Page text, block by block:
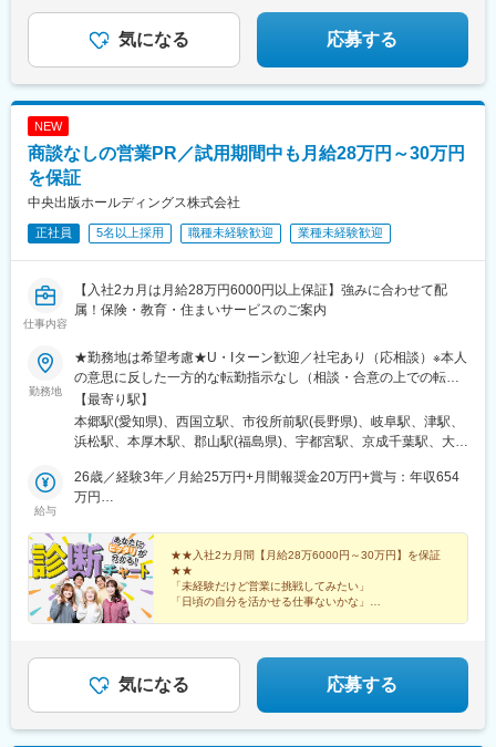
業成長」を推進しています。
従業員はアプリを提示するだけで、全国の提携店舗（飲食店、フ
ィットネスジム、映画館、旅行、美容、育児・介護支援など）で
割引や優待を受けることが可能です。業界最安水準の月額費用を
強みに、これまで予算の都合で福利厚生を充実させられなかった
変更の範囲：会社の定める業務
喫煙防止対策済
崎宮前駅、鹿児島中央駅前駅、土橋駅(広島県)、郵便局前駅、西８
丁目駅
仕事へチャレンジが可能です！
気になる 応募する
NEW
商談なしの営業PR／試用期間中も月給28万円～30万円
を保証
中央出版ホールディングス株式会社
正社員 5名以上採用 職種未経験歓迎 業種未経験歓迎
仕事内容
【入社2カ月は月給28万円6000円以上保証】強みに合わせて配
属！保険・教育・住まいサービスのご案内
勤務地
★勤務地は希望考慮★U・Iターン歓迎／社宅あり（応相談）※本人
の意思に反した一方的な転勤指示なし（相談・合意の上での転勤
の可能性あり）※希望があればエリア外へ転勤可▼北海道・東北北
海道札幌市青森県青森市宮城県仙台市山形県山形市福島県郡山市
岩手県盛岡市▼関東東京都八王子市、立川市、北区神奈川県横浜
宇都宮市群馬県高崎市、前橋市茨城県水戸市、土浦市▼東海愛知
県一宮市、名古屋市静岡県静岡市、浜松市岐阜県岐阜市三重県津
市、姫路市和歌山県和歌山市▼北陸新潟県新潟市、長岡市石川県
金沢市富山県富山市長野県長野市、松本市福井県福井市▼中国・
四国愛媛県松山市岡山県岡山市広島県広島市山口県山口市香川県
高松市▼九州・沖縄熊本県熊本市鹿児島県鹿児島市長崎県長崎市
福岡県福岡市大分県大分市沖縄県那覇市※各グループ会社への在籍
煙防止対策済
【最寄り駅】
本郷駅(愛知県)、西国立駅、市役所前駅(長野県)、岐阜駅、津駅、
浜松駅、本厚木駅、郡山駅(福島県)、宇都宮駅、京成千葉駅、大宮
駅(京都市営)、西中島南方駅、和歌山市駅、金沢駅、栗林公園北口
駅、県庁前駅(富山県)、天王寺駅、博多駅、大分駅、水道町駅、都
駅、中央区役所前駅、青森駅、上盛岡駅、北四番丁駅、山形駅、
中島公園駅、泉中央駅、東宿郷駅、高崎駅、稲毛駅、王子駅、八
王子駅、三ツ沢下町駅、関屋駅(新潟県)、静岡駅、上社駅、桂駅、
堺市駅、中央市場前駅、大元駅、松島二丁目駅、佐伯区役所前
駅、東比恵駅、二中通駅、琴似駅(札幌市営)、八乙女駅、土浦駅、
駅、南富山駅、越前新保駅、松本駅、藤が丘駅(愛知県)、尾張一宮
駅、春日町駅、江坂駅、三国ケ丘駅(大阪府)、新神戸駅、大雲寺前
給与
26歳／経験3年／月給25万円+月間報奨金20万円+賞与：年収654
万円
万円
★★入社2カ月間【月給28万6000円～30万円】を保証
★★
「未経験だけど営業に挑戦してみたい」
「日頃の自分を活かせる仕事ないかな」
気になる 応募する